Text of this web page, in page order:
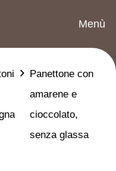
Menù
Panettone con
amarene e
cioccolato,
senza glassa